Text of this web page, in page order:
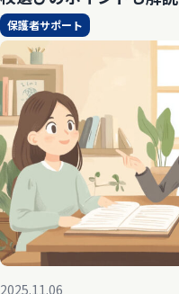
保護者サポート
2025.11.06